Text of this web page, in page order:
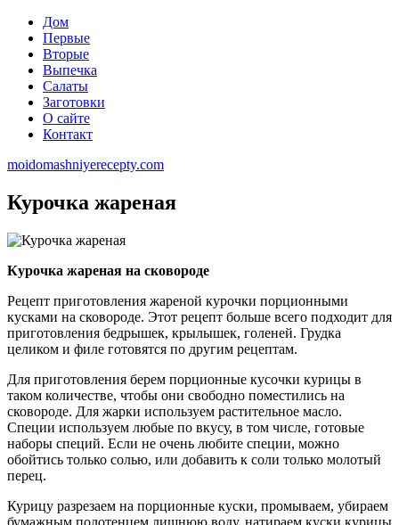
Дом
Первые
Вторые
Выпечка
Салаты
Заготовки
О сайте
Контакт
moidomashniyerecepty.com
Курочка жареная
Курочка жареная на сковороде
Рецепт приготовления жареной курочки порционными
кусками на сковороде. Этот рецепт больше всего подходит для
приготовления бедрышек, крылышек, голеней. Грудка
целиком и филе готовятся по другим рецептам.
Для приготовления берем порционные кусочки курицы в
таком количестве, чтобы они свободно поместились на
сковороде. Для жарки используем растительное масло.
Специи используем любые по вкусу, в том числе, готовые
наборы специй. Если не очень любите специи, можно
обойтись только солью, или добавить к соли только молотый
перец.
Курицу разрезаем на порционные куски, промываем, убираем
бумажным полотенцем лишнюю воду, натираем куски курицы